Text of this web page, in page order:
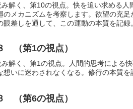
解く、第10の視点。快を追い求める人
メカニズムを考察します。欲望の充足
差しを通して、この運動の本質を記録。
（第1の視点）
解く、第1の視点。人間的思考による
いに迷わされなくなる。修行の本質を
（第6の視点）